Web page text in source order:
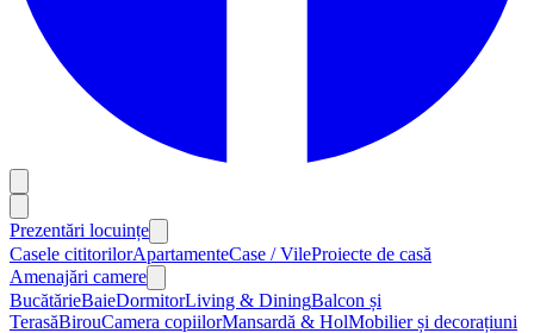
Prezentări locuințe
Casele cititorilorApartamenteCase / VileProiecte de casă
Amenajări camere
BucătărieBaieDormitorLiving & DiningBalcon și
TerasăBirouCamera copiilorMansardă & HolMobilier și decorațiuni